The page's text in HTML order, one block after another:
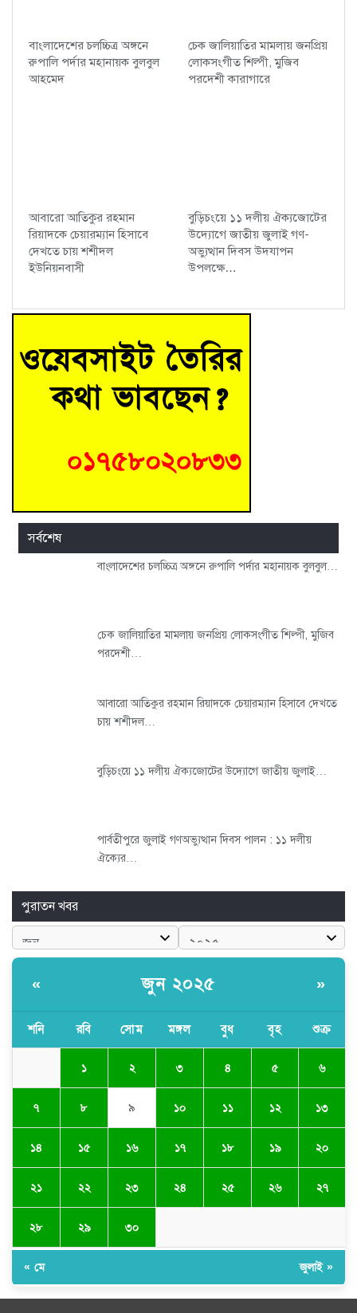
বাংলাদেশের চলচ্চিত্র অঙ্গনে
রুপালি পর্দার মহানায়ক বুলবুল
আহমেদ
চেক জালিয়াতির মামলায় জনপ্রিয়
লোকসংগীত শিল্পী, মুজিব
পরদেশী কারাগারে
আবারো আতিকুর রহমান
রিয়াদকে চেয়ারম্যান হিসাবে
দেখতে চায় শশীদল
ইউনিয়নবাসী
বুড়িচংয়ে ১১ দলীয় ঐক্যজোটের
উদ্যোগে জাতীয় জুলাই গণ-
অভ্যুত্থান দিবস উদযাপন
উপলক্ষে…
সর্বশেষ
বাংলাদেশের চলচ্চিত্র অঙ্গনে রুপালি পর্দার মহানায়ক বুলবুল…
চেক জালিয়াতির মামলায় জনপ্রিয় লোকসংগীত শিল্পী, মুজিব
পরদেশী…
আবারো আতিকুর রহমান রিয়াদকে চেয়ারম্যান হিসাবে দেখতে
চায় শশীদল…
বুড়িচংয়ে ১১ দলীয় ঐক্যজোটের উদ্যোগে জাতীয় জুলাই…
পার্বতীপুরে জুলাই গণঅভ্যুত্থান দিবস পালন : ১১ দলীয়
ঐক্যের…
পুরাতন খবর
« জুন ২০২৫ »
শনি রবি সোম মঙ্গল বুধ বৃহ শুক্র
১ ২ ৩ ৪ ৫ ৬
৭ ৮ ৯ ১০ ১১ ১২ ১৩
১৪ ১৫ ১৬ ১৭ ১৮ ১৯ ২০
২১ ২২ ২৩ ২৪ ২৫ ২৬ ২৭
২৮ ২৯ ৩০
« মে জুলাই »